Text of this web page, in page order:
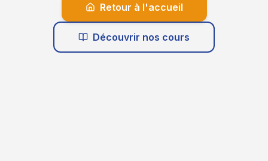
Retour à l'accueil
Découvrir nos cours